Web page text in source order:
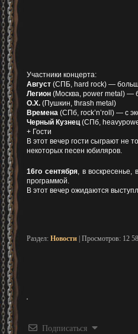
Участники концерта:
Август (СПБ, hard rock) —
Легион (Москва, power metal) —
О.Х. (Пушкин, thrash metal)
Времена (СПб, rock’n’roll) — с
Черный Кузнец (СПб,
+ Гости
В этот вечер гости сыграют не
некоторых песен юбиляров.
16го сентября, в воскресенье,
программой.
В этот вечер ожидаются
Раздел: Новости | Просмотров: 12
Подписаться